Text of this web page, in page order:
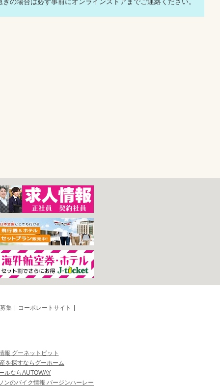
集 コーポレートサイト
報 グーネットピット
を探すならグーホーム
ルならAUTOWAY
ンのバイク情報 バージンハーレー